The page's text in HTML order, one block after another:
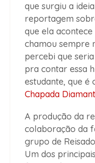
que surgiu a
reportagem
que ela
chamou sempre
percebi que
pra contar essa
estudante, que é
Chapada
A produção da
colaboração da
grupo de
Um dos